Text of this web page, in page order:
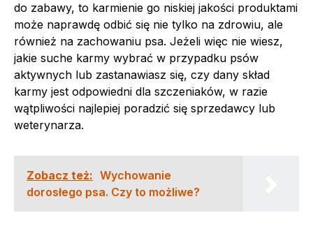
do zabawy, to karmienie go niskiej jakości produktami
może naprawdę odbić się nie tylko na zdrowiu, ale
również na zachowaniu psa. Jeżeli więc nie wiesz,
jakie suche karmy wybrać w przypadku psów
aktywnych lub zastanawiasz się, czy dany skład
karmy jest odpowiedni dla szczeniaków, w razie
wątpliwości najlepiej poradzić się sprzedawcy lub
weterynarza.
Zobacz też: Wychowanie
dorosłego psa. Czy to możliwe?